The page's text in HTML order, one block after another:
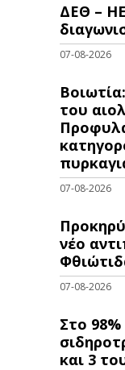
ΔΕΘ –
07-08-2026
του
07-08-2026
νέo
07-08-2026
Στο
και 3